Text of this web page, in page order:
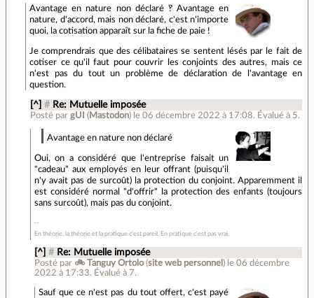
Avantage en nature non déclaré ‽ Avantage en
nature, d'accord, mais non déclaré, c'est n'importe
quoi, la cotisation apparaît sur la fiche de paie !
Je comprendrais que des célibataires se sentent lésés par le fait de
cotiser ce qu'il faut pour couvrir les conjoints des autres, mais ce
n'est pas du tout un problème de déclaration de l'avantage en
question.
[^] # Re: Mutuelle imposée
Posté par gUI (Mastodon) le 06 décembre 2022 à 17:08. Évalué à 5.
Avantage en nature non déclaré
Oui, on a considéré que l'entreprise faisait un
"cadeau" aux employés en leur offrant (puisqu'il
n'y avait pas de surcoût) la protection du conjoint. Apparemment il
est considéré normal "d'offrir" la protection des enfants (toujours
sans surcoût), mais pas du conjoint.
En théorie, la théorie et la pratique c'est pareil. En pratique c'est pas vrai.
[^] # Re: Mutuelle imposée
Posté par 🚲 Tanguy Ortolo(site web personnel ) le 06 décembre
2022 à 17:33. Évalué à 7.
Sauf que ce n'est pas du tout offert, c'est payé